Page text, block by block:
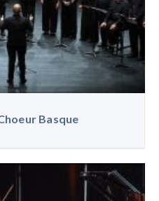
Basque